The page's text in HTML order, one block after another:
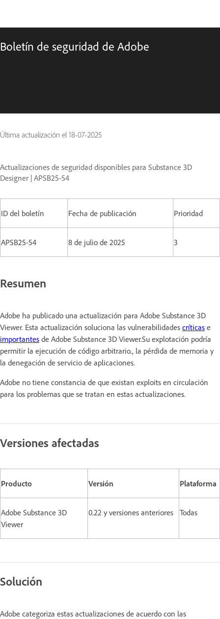
Boletín de seguridad de Adobe
Última actualización el 18-07-2025
Actualizaciones de seguridad disponibles para Substance 3D
Designer | APSB25-54
ID del boletín Fecha de publicación Prioridad
APSB25-54 8 de julio de 2025 3
Resumen
Adobe ha publicado una actualización para Adobe Substance 3D
Viewer. Esta actualización soluciona las vulnerabilidades críticas e
importantes de Adobe Substance 3D Viewer.Su explotación podría
permitir la ejecución de código arbitrario., la pérdida de memoria y
la denegación de servicio de aplicaciones.
Adobe no tiene constancia de que existan exploits en circulación
para los problemas que se tratan en estas actualizaciones.
Versiones afectadas
Producto Versión Plataforma
Adobe Substance 3D
Viewer
0.22 y versiones anteriores Todas
Solución
Adobe categoriza estas actualizaciones de acuerdo con las